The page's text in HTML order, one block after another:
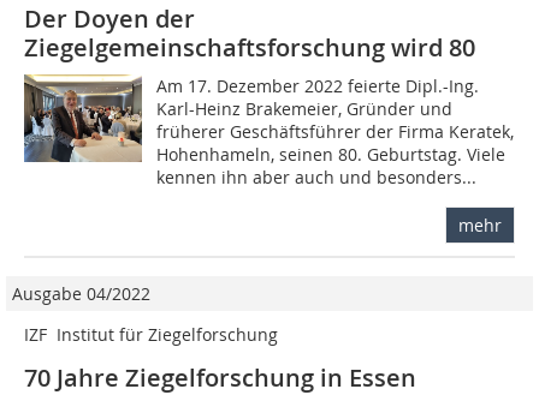
Der Doyen der
Ziegelgemeinschaftsforschung wird 80
Am 17. Dezember 2022 feierte Dipl.-Ing.
Karl-Heinz Brakemeier, Gründer und
früherer Geschäftsführer der Firma Keratek,
Hohenhameln, seinen 80. Geburtstag. Viele
kennen ihn aber auch und besonders...
mehr
Ausgabe 04/2022
IZF  Institut für Ziegelforschung
70 Jahre Ziegelforschung in Essen